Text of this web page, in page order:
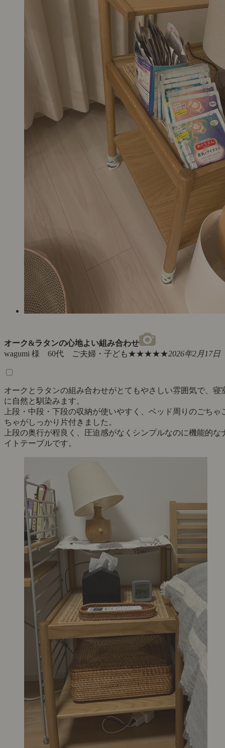
オーク&ラタンの心地よい組み合わせ
wagumi 様 60代 ご夫婦・子ども★★★★★2026年2月17日
オークとラタンの組み合わせがとてもやさしい雰囲気で、寝
に自然と馴染みます。
上段・中段・下段の収納が使いやすく、ベッド周りのごちゃ
ちゃがしっかり片付きました。
上段の奥行が程良く、圧迫感がなくシンプルなのに機能的な
イトテーブルです。